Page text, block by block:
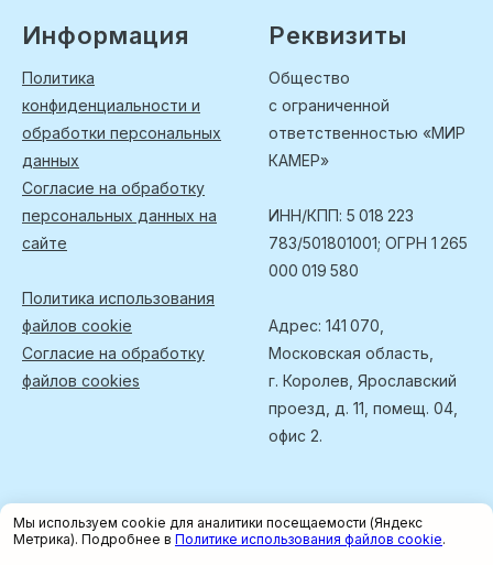
Информация
Политика
конфиденциальности и
обработки персональных
данных
Согласие на обработку
персональных данных на
сайте
Политика использования
файлов cookie
Согласие на обработку
файлов cookies
Реквизиты
Общество
с ограниченной
ответственностью «МИР
КАМЕР»
ИНН/КПП: 5 018 223
783/501801001; ОГРН 1 265
000 019 580
Адрес: 141 070,
Московская область,
г. Королев, Ярославский
проезд, д. 11, помещ. 04,
офис 2.
Мы используем cookie для аналитики посещаемости (Яндекс
Метрика). Подробнее в Политике использования файлов cookie.